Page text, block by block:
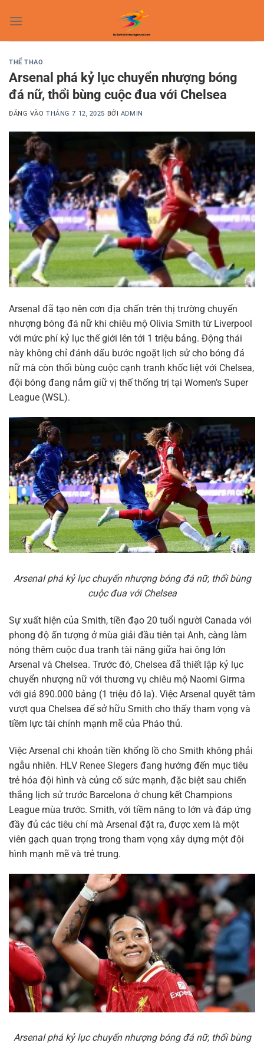
qua
THỂ THAO
Arsenal phá kỷ lục chuyển nhượng bóng
đá nữ, thổi bùng cuộc đua với Chelsea
ĐĂNG VÀOTHÁNG 7 12, 2025 BỞI ADMIN
Arsenal đã tạo nên cơn địa chấn trên thị trường chuyển
nhượng bóng đá nữ khi chiêu mộ Olivia Smith từ Liverpool
với mức phí kỷ lục thế giới lên tới 1 triệu bảng. Động thái
này không chỉ đánh dấu bước ngoặt lịch sử cho bóng đá
nữ mà còn thổi bùng cuộc cạnh tranh khốc liệt với Chelsea,
đội bóng đang nắm giữ vị thế thống trị tại Women’s Super
League (WSL).
Arsenal phá kỷ lục chuyển nhượng bóng đá nữ, thổi bùng
cuộc đua với Chelsea
Sự xuất hiện của Smith, tiền đạo 20 tuổi người Canada với
phong độ ấn tượng ở mùa giải đầu tiên tại Anh, càng làm
nóng thêm cuộc đua tranh tài năng giữa hai ông lớn
Arsenal và Chelsea. Trước đó, Chelsea đã thiết lập kỷ lục
chuyển nhượng nữ với thương vụ chiêu mộ Naomi Girma
với giá 890.000 bảng (1 triệu đô la). Việc Arsenal quyết tâm
vượt qua Chelsea để sở hữu Smith cho thấy tham vọng và
tiềm lực tài chính mạnh mẽ của Pháo thủ.
Việc Arsenal chi khoản tiền khổng lồ cho Smith không phải
ngẫu nhiên. HLV Renee Slegers đang hướng đến mục tiêu
trẻ hóa đội hình và củng cố sức mạnh, đặc biệt sau chiến
thắng lịch sử trước Barcelona ở chung kết Champions
League mùa trước. Smith, với tiềm năng to lớn và đáp ứng
đầy đủ các tiêu chí mà Arsenal đặt ra, được xem là một
viên gạch quan trọng trong tham vọng xây dựng một đội
hình mạnh mẽ và trẻ trung.
Arsenal phá kỷ lục chuyển nhượng bóng đá nữ, thổi bùng